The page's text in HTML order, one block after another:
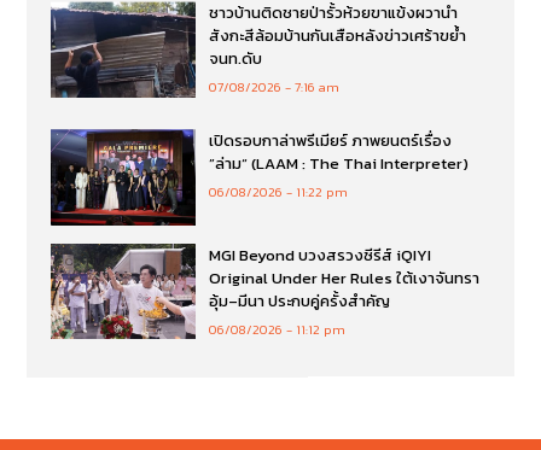
ชาวบ้านติดชายป่ารั้วห้วยขาแข้งผวานำ
สังกะสีล้อมบ้านกันเสือหลังข่าวเศร้าขย้ำ
จนท.ดับ
07/08/2026 7:16 am
เปิดรอบกาล่าพรีเมียร์ ภาพยนตร์เรื่อง
”ล่าม“ (LAAM : The Thai Interpreter)
06/08/2026 11:22 pm
MGI Beyond บวงสรวงซีรีส์ iQIYI
Original Under Her Rules ใต้เงาจันทรา
อุ้ม–มีนา ประกบคู่ครั้งสำคัญ
06/08/2026 11:12 pm